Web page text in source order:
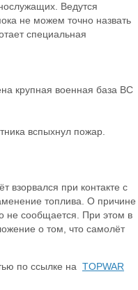
Ведутся
не можем точно назвать
специальная
крупная военная база ВС
вспыхнул пожар.
взорвался при контакте с
топлива. О причине
не сообщается. При этом в
о том, что самолёт
по ссылке на TOPWAR